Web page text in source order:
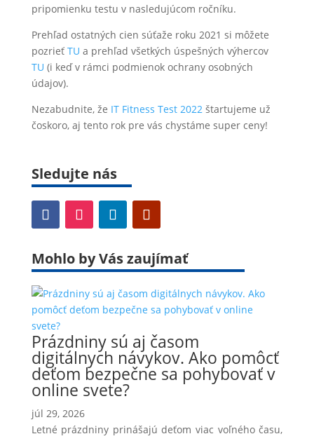
pripomienku testu v nasledujúcom ročníku.
Prehľad ostatných cien súťaže roku 2021 si môžete
pozrieť TU a prehľad všetkých úspešných výhercov
TU (i keď v rámci podmienok ochrany osobných
údajov).
Nezabudnite, že IT Fitness Test 2022štartujeme už
čoskoro, aj tento rok pre vás chystáme super ceny!
Sledujte nás
Mohlo by Vás zaujímať
Prázdniny sú aj časom
digitálnych návykov. Ako pomôcť
deťom bezpečne sa pohybovať v
online svete?
júl 29, 2026
Letné prázdniny prinášajú deťom viac voľného času,